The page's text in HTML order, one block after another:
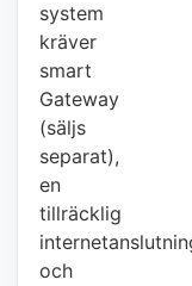
system
kräver
smart
Gateway
(säljs
separat),
en
tillräcklig
och